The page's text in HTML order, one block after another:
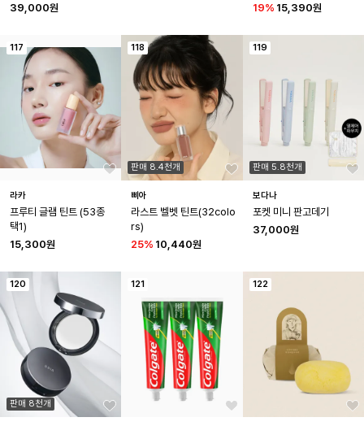
39,000원
19% 15,390원
117
라카
프루티 글램 틴트 (53종
택1)
15,300원
118
판매 8.4천개
삐아
라스트 벨벳 틴트(32colo
rs)
25% 10,440원
119
판매 5.8천개
보다나
포켓 미니 판고데기
37,000원
120
판매 8천개
121 122